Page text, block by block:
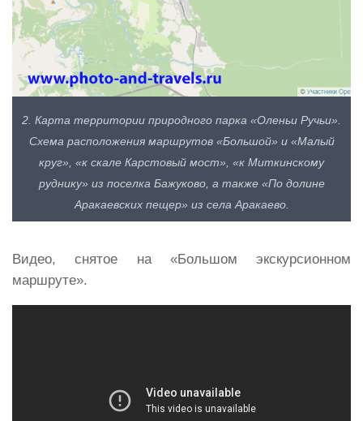
2. Карта территории природного парка «Оленьи Ручьи».
Схема расположения маршрутов «Большой» и «Малый
круг», «к скале Карстовый мост», «к Миткинскому
руднику» из поселка Бажуково, а также «По долине
Аракаевских пещер» из села Аракаево.
Видео, снятое на «Большом экскурсионном
маршруте».